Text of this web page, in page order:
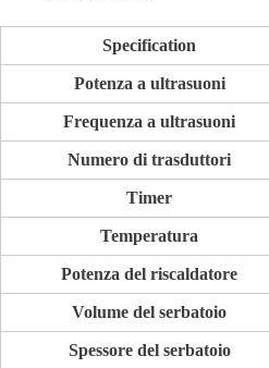
Specification
Potenza a ultrasuoni
Frequenza a ultrasuoni
Numero di trasduttori
Timer
Temperatura
Potenza del riscaldatore
Volume del serbatoio
Spessore del serbatoio